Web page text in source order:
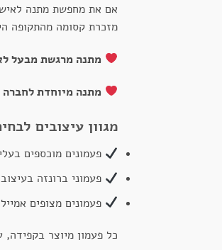
אם את מחפשת מתנה
מזכרת קסומה מהתקופה
מתנה מרגשת מבעל
מתנה מיוחדת לחברה
מגוון עיצובים
פעמונים מוכספים
פעמוני ברונזה
פעמונים מצופים
כל פעמון מיוצר